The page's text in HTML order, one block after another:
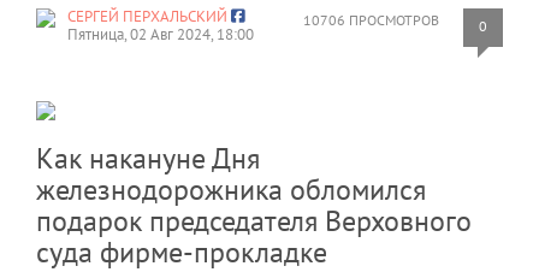
10706 ПРОСМОТРОВ 0
СЕРГЕЙ ПЕРХАЛЬСКИЙ
Пятница, 02 Авг 2024, 18:00
Как накануне Дня
железнодорожника обломился
подарок председателя Верховного
суда фирме-прокладке